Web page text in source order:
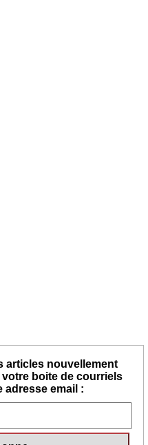
articles nouvellement
boite de courriels
adresse email :